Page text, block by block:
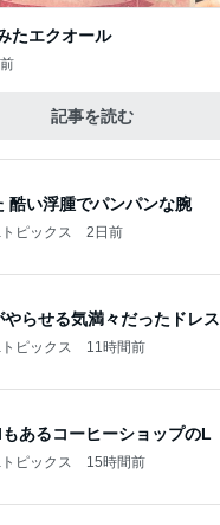
たエクオール
記事を読む
酷い浮腫でパンパンな腕
ピックス 2日前
やらせる気満々だったドレス
ピックス 11時間前
あるコーヒーショップのL
ピックス 15時間前